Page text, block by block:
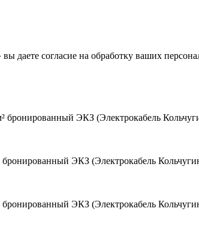
даете согласие на обработку ваших
ЭКЗ (Электрокабель
ЭКЗ (Электрокабель
ЭКЗ (Электрокабель